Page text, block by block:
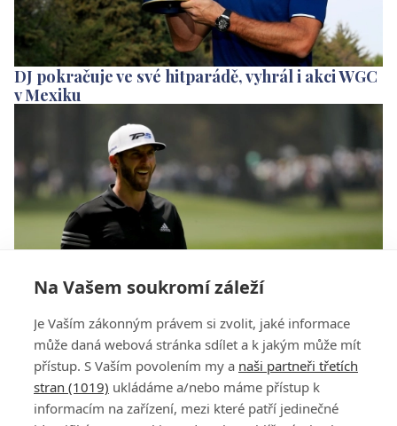
Na Vašem soukromí záleží
Je Vaším zákonným právem si zvolit, jaké informace
může daná webová stránka sdílet a k jakým může mít
přístup. S Vaším povolením my a naši partneři třetích
stran (1019) ukládáme a/nebo máme přístup k
informacím na zařízení, mezi které patří jedinečné
DJ pokračuje ve své hitparádě, vyhrál i akci WGC
v Mexiku
VIDEO: Dustin Johnson zahrál eagle na čtyparu
pouze železem